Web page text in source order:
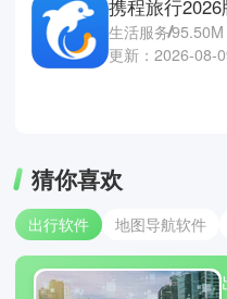
携程旅行2026
生活服务95.50M
更新：2026-08-
猜你喜欢
出行软件 地图导航软件